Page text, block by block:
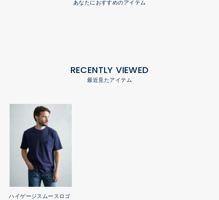
あなたにおすすめのアイテム
RECENTLY VIEWED
最近見たアイテム
ハイゲージスムースロゴ